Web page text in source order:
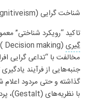
شناخت گرایی (Cognitiveism)
تاکید “رویکرد شناختی”
گیری (Decision making )،
مخالفت با “تداعی گرایی
جنبه‌هایی از فرآیند
گذاشته و حتی مردود اعلام
با نظریه‌های (Gestalt)، پردازش اطلاعات و … اشاره کرد.